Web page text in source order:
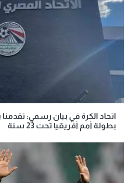
اتحاد الكرة في بيان رسمي:
بطولة أمم أفريقيا تحت 23 سنة